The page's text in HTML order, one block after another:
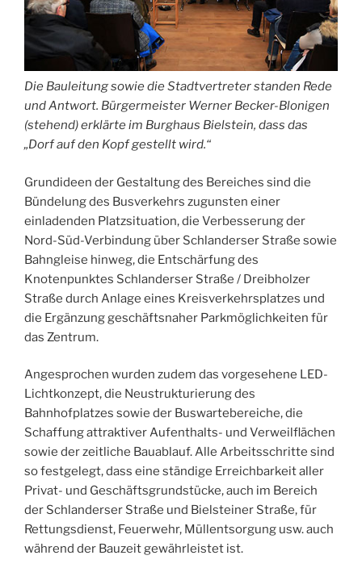
Die Bauleitung sowie die Stadtvertreter standen Rede
und Antwort. Bürgermeister Werner Becker-Blonigen
(stehend) erklärte im Burghaus Bielstein, dass das
„Dorf auf den Kopf gestellt wird.“
Grundideen der Gestaltung des Bereiches sind die
Bündelung des Busverkehrs zugunsten einer
einladenden Platzsituation, die Verbesserung der
Nord-Süd-Verbindung über Schlanderser Straße sowie
Bahngleise hinweg, die Entschärfung des
Knotenpunktes Schlanderser Straße / Dreibholzer
Straße durch Anlage eines Kreisverkehrsplatzes und
die Ergänzung geschäftsnaher Parkmöglichkeiten für
das Zentrum.
Angesprochen wurden zudem das vorgesehene LED-
Lichtkonzept, die Neustrukturierung des
Bahnhofplatzes sowie der Buswartebereiche, die
Schaffung attraktiver Aufenthalts- und Verweilflächen
sowie der zeitliche Bauablauf. Alle Arbeitsschritte sind
so festgelegt, dass eine ständige Erreichbarkeit aller
Privat- und Geschäftsgrundstücke, auch im Bereich
der Schlanderser Straße und Bielsteiner Straße, für
Rettungsdienst, Feuerwehr, Müllentsorgung usw. auch
während der Bauzeit gewährleistet ist.